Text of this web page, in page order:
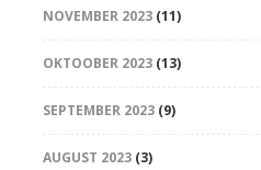
NOVEMBER 2023(11)
OKTOOBER 2023(13)
SEPTEMBER 2023(9)
AUGUST 2023(3)